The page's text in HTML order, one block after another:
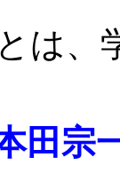
は、
田宗